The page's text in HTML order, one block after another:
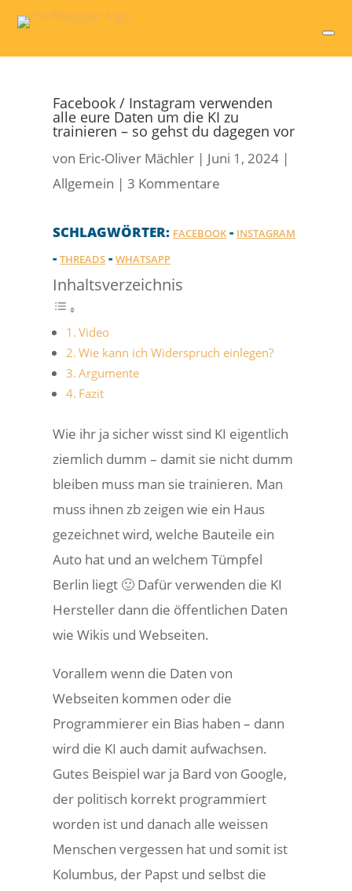
Facebook / Instagram verwenden
alle eure Daten um die KI zu
trainieren – so gehst du dagegen vor
von Eric-Oliver Mächler | Juni 1, 2024 |
Allgemein |3 Kommentare
SCHLAGWÖRTER: FACEBOOK - INSTAGRAM
-THREADS -WHATSAPP
Inhaltsverzeichnis
Video
Wie kann ich Widerspruch einlegen?
Argumente
Fazit
Wie ihr ja sicher wisst sind KI eigentlich
ziemlich dumm – damit sie nicht dumm
bleiben muss man sie trainieren. Man
muss ihnen zb zeigen wie ein Haus
gezeichnet wird, welche Bauteile ein
Auto hat und an welchem Tümpfel
Berlin liegt 🙂 Dafür verwenden die KI
Hersteller dann die öffentlichen Daten
wie Wikis und Webseiten.
Vorallem wenn die Daten von
Webseiten kommen oder die
Programmierer ein Bias haben – dann
wird die KI auch damit aufwachsen.
Gutes Beispiel war ja Bard von Google,
der politisch korrekt programmiert
worden ist und danach alle weissen
Menschen vergessen hat und somit ist
Kolumbus, der Papst und selbst die